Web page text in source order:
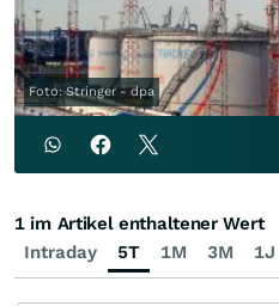
Foto: Stringer - dpa
Intraday 5T 1M 3M 1J
1 im Artikel enthaltener Wert